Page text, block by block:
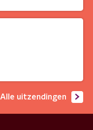
Alle uitzendingen